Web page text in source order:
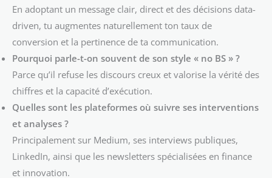
En adoptant un message clair, direct et des décisions data-
driven, tu augmentes naturellement ton taux de
conversion et la pertinence de ta communication.
Pourquoi parle-t-on souvent de son style « no BS » ?
Parce qu’il refuse les discours creux et valorise la vérité des
chiffres et la capacité d’exécution.
Quelles sont les plateformes où suivre ses interventions
et analyses ?
Principalement sur Medium, ses interviews publiques,
LinkedIn, ainsi que les newsletters spécialisées en finance
et innovation.